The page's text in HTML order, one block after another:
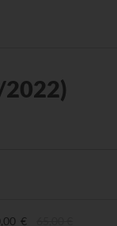
2022)
€